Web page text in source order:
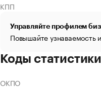
КПП
Управляйте профилем
Повышайте узнаваемость
Коды статистики
ОКПО